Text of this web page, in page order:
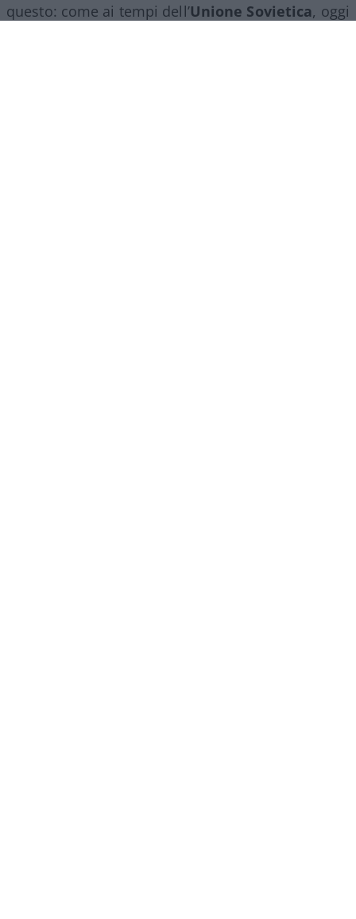
questo: come ai tempi dell’Unione Sovietica, oggi